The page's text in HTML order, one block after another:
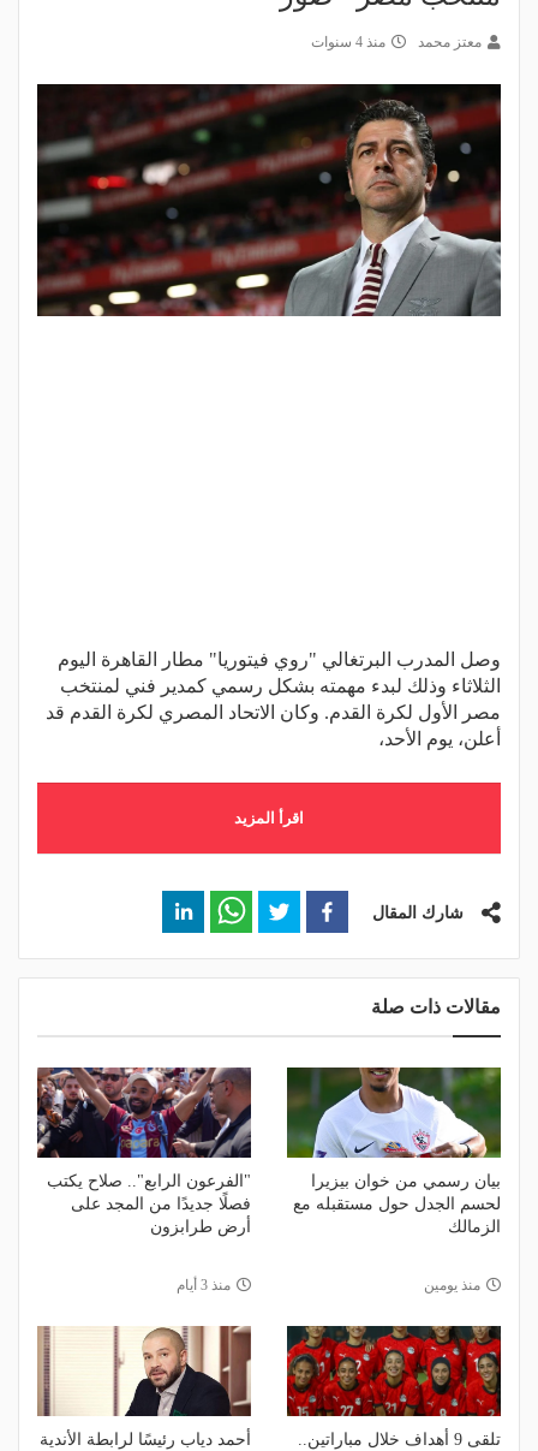
معتز محمد منذ 4 سنوات
وصل المدرب البرتغالي "روي فيتوريا" مطار القاهرة اليوم
الثلاثاء وذلك لبدء مهمته بشكل رسمي كمدير فني لمنتخب
مصر الأول لكرة القدم. وكان الاتحاد المصري لكرة القدم قد
أعلن، يوم الأحد،
اقرأ المزيد
شارك المقال
مقالات ذات صلة
بيان رسمي من خوان بيزيرا
لحسم الجدل حول مستقبله مع
الزمالك
منذ يومين
"الفرعون الرابع".. صلاح يكتب
فصلًا جديدًا من المجد على
أرض طرابزون
منذ 3 أيام
تلقى 9 أهداف خلال مباراتين..
أحمد دياب رئيسًا لرابطة الأندية